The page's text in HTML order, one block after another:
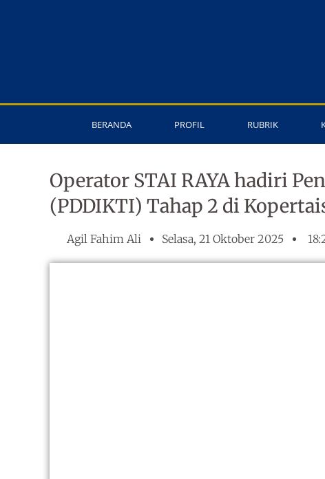
BERANDA PROFIL RUBRIK
Operator STAI RAYA hadiri
(PDDIKTI) Tahap 2 di
Agil Fahim Ali Selasa, 21 Oktober 2025